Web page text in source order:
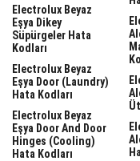
Electrolux Beyaz
Eşya Dikey
Süpürgeler Hata
Kodları
Electrolux Beyaz
Eşya Door (laundry)
Hata Kodları
Electrolux Beyaz
Eşya Door And Door
Hinges (cooling)
Hata Kodları